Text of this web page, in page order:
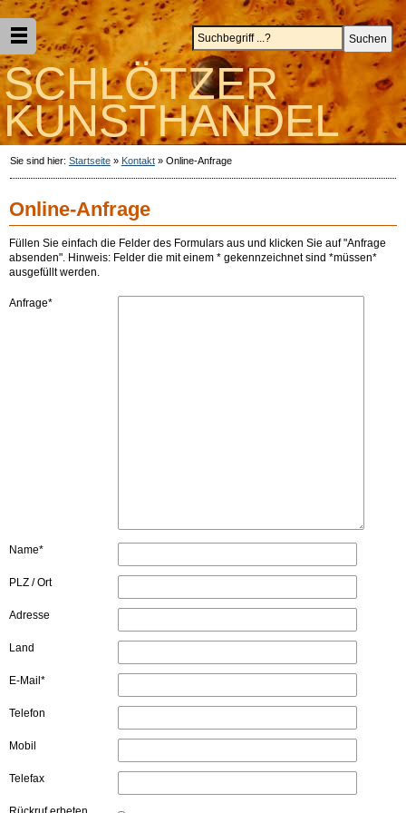
SCHLÖTZER
KUNSTHANDEL
Sie sind hier: Startseite» Kontakt» Online-Anfrage
Online-Anfrage
Füllen Sie einfach die Felder des Formulars aus und klicken Sie auf "Anfrage
absenden". Hinweis: Felder die mit einem * gekennzeichnet sind *müssen*
ausgefüllt werden.
Anfrage*
Name*
PLZ / Ort
Adresse
Land
E-Mail*
Telefon
Mobil
Telefax